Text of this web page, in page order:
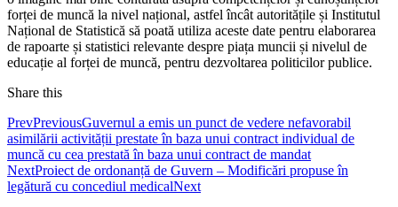
forței de muncă la nivel național, astfel încât autoritățile și Institutul
Național de Statistică să poată utiliza aceste date pentru elaborarea
de rapoarte și statistici relevante despre piața muncii și nivelul de
educație al forței de muncă, pentru dezvoltarea politicilor publice.
Share this
PrevPreviousGuvernul a emis un punct de vedere nefavorabil
asimilării activității prestate în baza unui contract individual de
muncă cu cea prestată în baza unui contract de mandat
NextProiect de ordonanță de Guvern – Modificări propuse în
legătură cu concediul medicalNext